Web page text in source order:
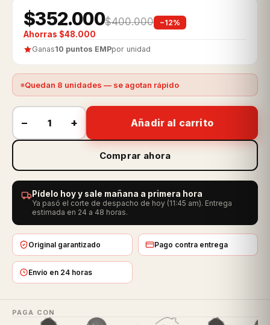
$352.000$400.000 −12%
Ahorras $48.000
Ganas10 puntos EMPpor unidad
Quedan 8 unidades — se agotan rápido
− + Añadir al carrito
Comprar ahora
Pídelo hoy y sale mañana a primera hora
Ya pasó el corte de despacho de hoy (11:45 am). Entrega
estimada en 24 a 48 horas.
Original garantizado Pago contra entrega
Envío en 24 horas
PAGA CON